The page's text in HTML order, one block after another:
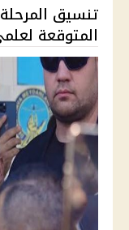
المتوقعة